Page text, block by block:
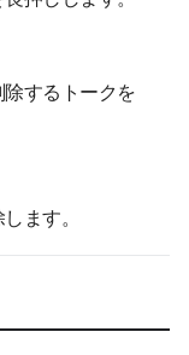
するトークを
ます。